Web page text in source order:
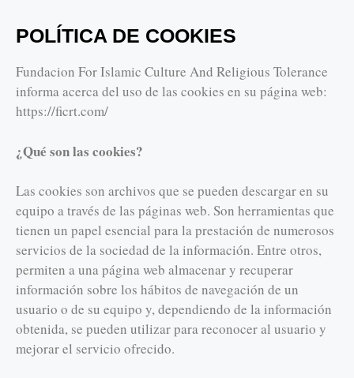
POLÍTICA DE COOKIES
Fundacion For Islamic Culture And Religious Tolerance
informa acerca del uso de las cookies en su página web:
https://ficrt.com/
¿Qué son las cookies?
Las cookies son archivos que se pueden descargar en su
equipo a través de las páginas web. Son herramientas que
tienen un papel esencial para la prestación de numerosos
servicios de la sociedad de la información. Entre otros,
permiten a una página web almacenar y recuperar
información sobre los hábitos de navegación de un
usuario o de su equipo y, dependiendo de la información
obtenida, se pueden utilizar para reconocer al usuario y
mejorar el servicio ofrecido.